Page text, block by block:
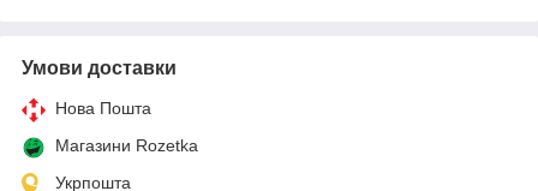
Умови доставки
Нова Пошта
Магазини Rozetka
Укрпошта